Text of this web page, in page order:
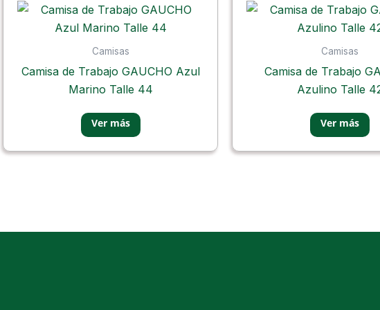
Camisas
Camisa de Trabajo GAUCHO Azul
Marino Talle 44
Camisas
Camisa de Trabajo
Azulino Talle